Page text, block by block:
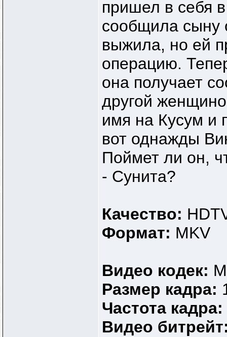
пришел в себя
сообщила сыну
выжила, но ей
операцию.
она получает
другой
имя на Кусум и
вот однажды
Поймет ли он,
- Сунита?
Качество:
Формат: MKV
Видео кодек:
Размер кадра:
Частота кадра:
Видео